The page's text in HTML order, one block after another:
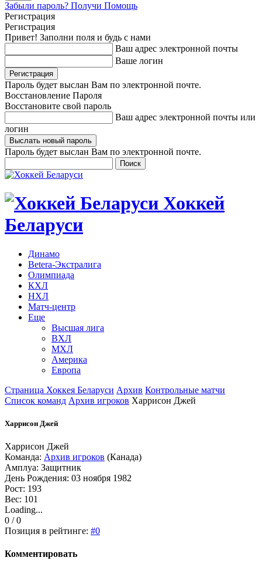
Забыли пароль? Получи Помощь
Регистрация
Регистрация
Привет! Заполни поля и будь с нами
Ваш адрес электронной почты
Ваше логин
Пароль будет выслан Вам по электронной почте.
Восстановление Пароля
Восстановите свой пароль
Ваш адрес электронной почты или
логин
Пароль будет выслан Вам по электронной почте.
Хоккей
Беларуси
Динамо
Betera-Экстралига
Олимпиада
КХЛ
НХЛ
Матч-центр
Еще
Высшая лига
ВХЛ
МХЛ
Америка
Европа
Страница Хоккея Беларуси Архив Контрольные матчи
Список команд Архив игроков Харрисон Джей
Харрисон Джей
Харрисон Джей
Команда: Архив игроков (Канада)
Амплуа: Защитник
День Рождения: 03 ноября 1982
Рост: 193
Вес: 101
Loading...
0 / 0
Позиция в рейтинге: #0
Комментировать